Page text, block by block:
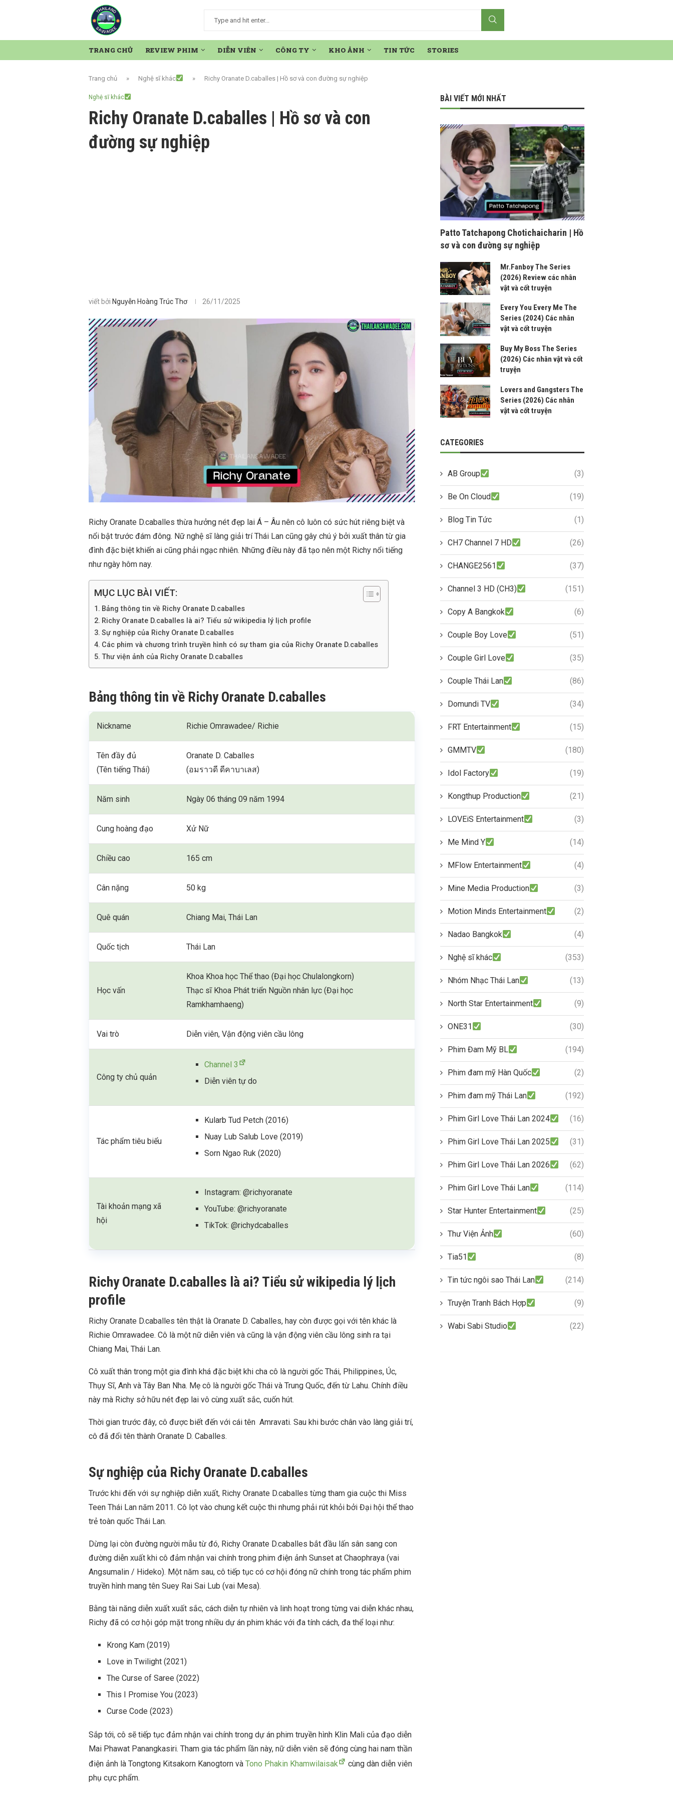
TRANG CHỦ REVIEW PHIM DIỄN VIÊN CÔNG TY KHO ẢNH TIN TỨC STORIES
Trang chủ » Nghệ sĩ khác » Richy Oranate D.caballes | Hồ sơ và con đường sự nghiệp
Nghệ sĩ khác
Richy Oranate D.caballes | Hồ sơ và con
đường sự nghiệp
viết bởi Nguyễn Hoàng Trúc Thơ 26/11/2025
Richy Oranate D.caballes thừa hưởng nét đẹp lai Á – Âu nên cô luôn có sức hút riêng biệt và
nổi bật trước đám đông. Nữ nghệ sĩ làng giải trí Thái Lan cũng gây chú ý bởi xuất thân từ gia
đình đặc biệt khiến ai cũng phải ngạc nhiên. Những điều này đã tạo nên một Richy nổi tiếng
như ngày hôm nay.
MỤC LỤC BÀI VIẾT:
Bảng thông tin về Richy Oranate D.caballes
Richy Oranate D.caballes là ai? Tiểu sử wikipedia lý lịch profile
Sự nghiệp của Richy Oranate D.caballes
Các phim và chương trình truyền hình có sự tham gia của Richy Oranate D.caballes
Thư viện ảnh của Richy Oranate D.caballes
Bảng thông tin về Richy Oranate D.caballes
Nickname Richie Omrawadee/ Richie
Tên đầy đủ
(Tên tiếng Thái)
Oranate D. Caballes
(อมราวดี ดีคาบาเลส)
Năm sinh Ngày 06 tháng 09 năm 1994
Cung hoàng đạo Xử Nữ
Chiều cao 165 cm
Cân nặng 50 kg
Quê quán Chiang Mai, Thái Lan
Quốc tịch Thái Lan
Học vấn
Khoa Khoa học Thể thao (Đại học Chulalongkorn)
Thạc sĩ Khoa Phát triển Nguồn nhân lực (Đại học
Ramkhamhaeng)
Vai trò Diễn viên, Vận động viên cầu lông
Công ty chủ quản
Channel 3
Diễn viên tự do
Tác phẩm tiêu biểu
Kularb Tud Petch (2016)
Nuay Lub Salub Love (2019)
Sorn Ngao Ruk (2020)
Tài khoản mạng xã
hội
Instagram: @richyoranate
YouTube: @richyoranate
TikTok: @richydcaballes
Richy Oranate D.caballes là ai? Tiểu sử wikipedia lý lịch
profile
Richy Oranate D.caballes tên thật là Oranate D. Caballes, hay còn được gọi với tên khác là
Richie Omrawadee. Cô là một nữ diễn viên và cũng là vận động viên cầu lông sinh ra tại
Chiang Mai, Thái Lan.
Cô xuất thân trong một gia đình khá đặc biệt khi cha cô là người gốc Thái, Philippines, Úc,
Thụy Sĩ, Anh và Tây Ban Nha. Mẹ cô là người gốc Thái và Trung Quốc, đến từ Lahu. Chính điều
này mà Richy sở hữu nét đẹp lai vô cùng xuất sắc, cuốn hút.
Thời gian trước đây, cô được biết đến với cái tên Amravati. Sau khi bước chân vào làng giải trí,
cô đã đổi tên thành Oranate D. Caballes.
Sự nghiệp của Richy Oranate D.caballes
Trước khi đến với sự nghiệp diễn xuất, Richy Oranate D.caballes từng tham gia cuộc thi Miss
Teen Thái Lan năm 2011. Cô lọt vào chung kết cuộc thi nhưng phải rút khỏi bởi Đại hội thể thao
trẻ toàn quốc Thái Lan.
Dừng lại còn đường người mẫu từ đó, Richy Oranate D.caballes bắt đầu lấn sân sang con
đường diễn xuất khi cô đảm nhận vai chính trong phim điện ảnh Sunset at Chaophraya (vai
Angsumalin / Hideko). Một năm sau, cô tiếp tục có cơ hội đóng nữ chính trong tác phẩm phim
truyền hình mang tên Suey Rai Sai Lub (vai Mesa).
Bằng tài năng diễn xuất xuất sắc, cách diễn tự nhiên và linh hoạt trong từng vai diễn khác nhau,
Richy đã có cơ hội góp mặt trong nhiều dự án phim khác với đa tính cách, đa thể loại như:
Krong Kam (2019)
Love in Twilight (2021)
The Curse of Saree (2022)
This I Promise You (2023)
Curse Code (2023)
Sắp tới, cô sẽ tiếp tục đảm nhận vai chính trong dự án phim truyền hình Klin Mali của đạo diễn
Mai Phawat Panangkasiri. Tham gia tác phẩm lần này, nữ diễn viên sẽ đóng cùng hai nam thần
điện ảnh là Tongtong Kitsakorn Kanogtorn và Tono Phakin Khamwilaisak
cùng dàn diễn viên
phụ cực phẩm.
BÀI VIẾT MỚI NHẤT
Patto Tatchapong Chotichaicharin | Hồ
sơ và con đường sự nghiệp
Mr.Fanboy The Series
(2026) Review các nhân
vật và cốt truyện
Every You Every Me The
Series (2024) Các nhân
vật và cốt truyện
Buy My Boss The Series
(2026) Các nhân vật và cốt
truyện
Lovers and Gangsters The
Series (2026) Các nhân
vật và cốt truyện
CATEGORIES
AB Group (3)
Be On Cloud (19)
Blog Tin Tức (1)
CH7 Channel 7 HD (26)
CHANGE2561 (37)
Channel 3 HD (CH3) (151)
Copy A Bangkok (6)
Couple Boy Love (51)
Couple Girl Love (35)
Couple Thái Lan (86)
Domundi TV (34)
FRT Entertainment (15)
GMMTV (180)
Idol Factory (19)
Kongthup Production (21)
LOVEiS Entertainment (3)
Me Mind Y (14)
MFlow Entertainment (4)
Mine Media Production (3)
Motion Minds Entertainment (2)
Nadao Bangkok (4)
Nghệ sĩ khác (353)
Nhóm Nhạc Thái Lan (13)
North Star Entertainment (9)
ONE31 (30)
Phim Đam Mỹ BL (194)
Phim đam mỹ Hàn Quốc (2)
Phim đam mỹ Thái Lan (192)
Phim Girl Love Thái Lan 2024 (16)
Phim Girl Love Thái Lan 2025 (31)
Phim Girl Love Thái Lan 2026 (62)
Phim Girl Love Thái Lan (114)
Star Hunter Entertainment (25)
Thư Viện Ảnh (60)
Tia51 (8)
Tin tức ngôi sao Thái Lan (214)
Truyện Tranh Bách Hợp (9)
Wabi Sabi Studio (22)